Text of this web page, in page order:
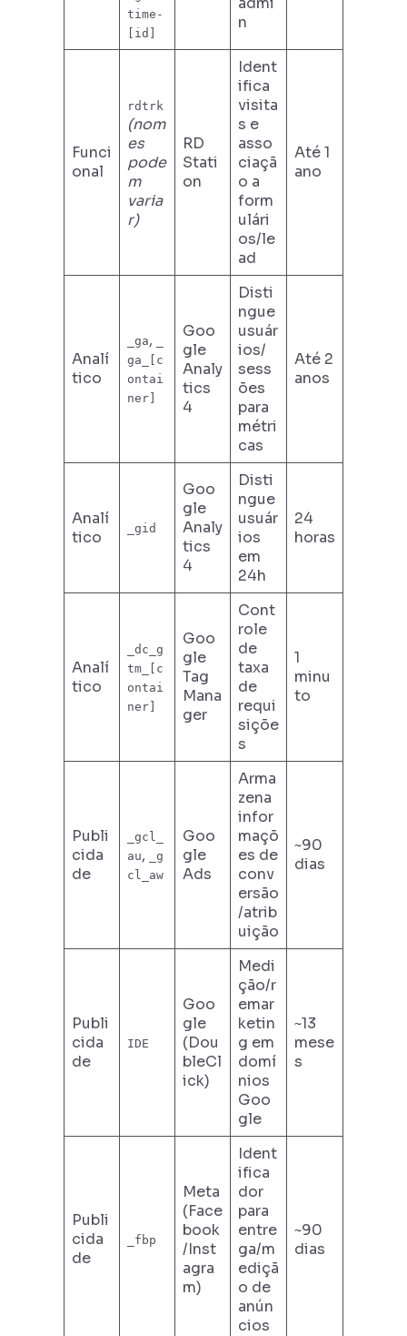
time-
[id]
n
Funci
onal
rdtrk
(nom
es
pode
m
varia
r)
RD
Stati
on
Ident
ifica
visita
s e
asso
ciaçã
o a
form
ulári
os/le
ad
Até 1
ano
Analí
tico
_ga,
ga_[c
ontai
ner]
Goo
gle
Analy
tics
4
Disti
ngue
usuár
ios/
sess
ões
para
métri
cas
Até 2
anos
Analí
tico
_gid
Goo
gle
Analy
tics
4
Disti
ngue
usuár
ios
em
24h
24
horas
Analí
tico
_dc_g
tm_[c
ontai
ner]
Goo
gle
Tag
Mana
ger
Cont
role
de
taxa
de
requi
siçõe
s
1
minu
to
Publi
cida
de
_gcl_
au,
_g
cl_aw
Goo
gle
Ads
Arma
zena
infor
maçõ
es de
conv
ersão
/atrib
uição
~90
dias
Publi
cida
de
IDE
Goo
gle
(Dou
bleCl
ick)
Medi
ção/r
emar
ketin
g em
domí
nios
Goo
gle
~13
mese
s
Publi
cida
de
_fbp
Meta
(Face
book
/Inst
agra
m)
Ident
ifica
dor
para
entre
ga/m
ediçã
o de
anún
cios
~90
dias